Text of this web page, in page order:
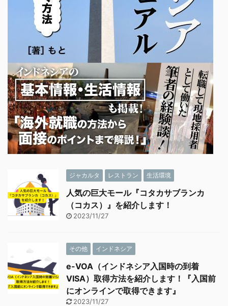
ジャカルタ レストラン 生活環境
人気の巨大モール『コタカサブランカ
（コカス）』を紹介します！
2023/11/27
その他 インドネシア
e-VOA（インドネシア入国時の到着
VISA）取得方法を紹介します！『入国前
にオンラインで取得できます』
2023/11/27